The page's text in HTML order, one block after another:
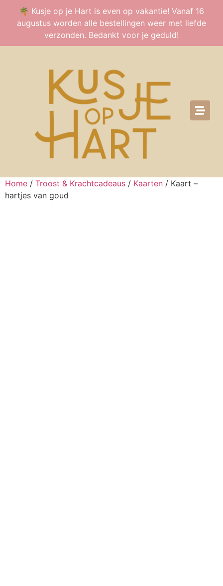
🌴 Kusje op je Hart is even op vakantie! Vanaf 16
augustus worden alle bestellingen weer met liefde
verzonden. Bedankt voor je geduld!
Home / Troost & Krachtcadeaus / Kaarten / Kaart –
hartjes van goud